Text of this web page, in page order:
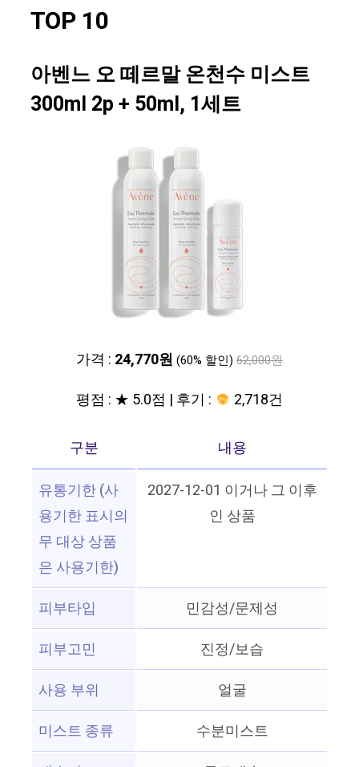
TOP 10
아벤느 오 떼르말 온천수 미스트
300ml 2p + 50ml, 1세트
가격 : 24,770원 (60% 할인) 62,000원
평점 : ★ 5.0점 | 후기 : 2,718건
구분
내용
유통기한 (사
용기한 표시의
무 대상 상품
은 사용기한)
2027-12-01 이거나 그 이후
인 상품
피부타입
민감성/문제성
피부고민
진정/보습
사용 부위
얼굴
미스트 종류
수분미스트